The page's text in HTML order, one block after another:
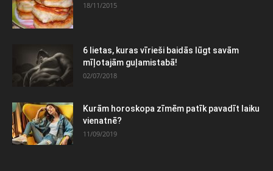
18/11/2015
6 lietas, kuras vīrieši baidās lūgt savām
mīļotajām guļamistabā!
02/07/2018
Kurām horoskopa zīmēm patīk pavadīt laiku
vienatnē?
11/09/2019